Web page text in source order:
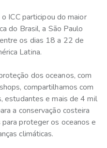
ICC participou do maior
do Brasil, a São Paulo
os dias 18 a 22 de
Latina.
dos oceanos, com
compartilhamos com
estudantes e mais de 4 mil
a conservação costeira
proteger os oceanos e
climáticas.